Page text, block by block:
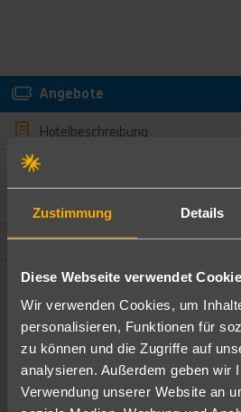
Zustimmung Details
Diese Webseite verwendet
Wir verwenden Cookies, um
personalisieren, Funktionen für
zu können und die Zugriffe auf
analysieren. Außerdem geben wir
Verwendung unserer Website an
Angebote
Hotelbeschreibung
Hotelmerkmale
Bewertungen
Lage und Umgebung
Angebote filtern
Ändere die Kriterien nach deinen
Pauschal